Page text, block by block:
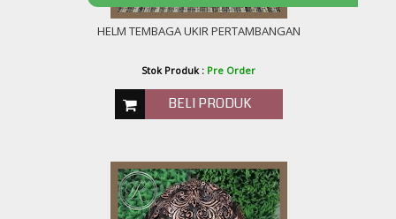
HELM TEMBAGA UKIR PERTAMBANGAN
Stok Produk : Pre Order
BELI PRODUK